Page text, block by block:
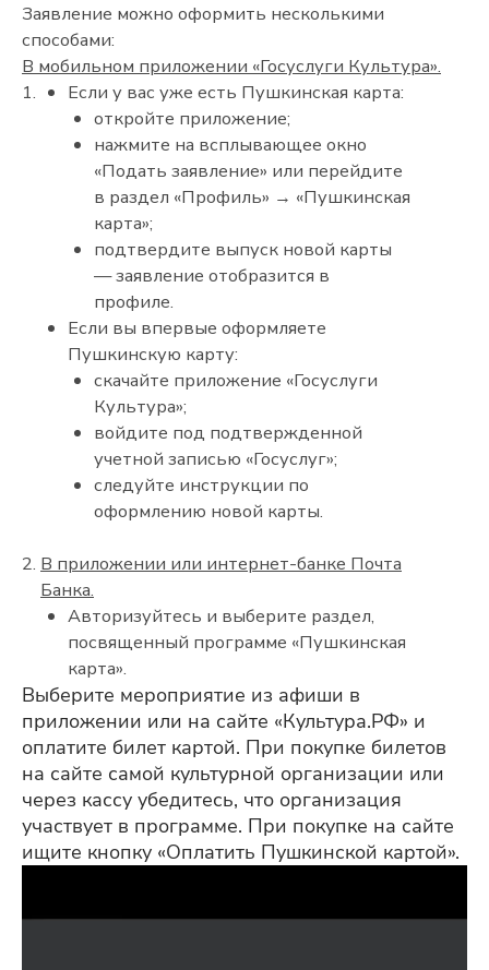
Заявление можно оформить несколькими
способами:
В мобильном приложении «Госуслуги Культура».
Если у вас уже есть Пушкинская карта:
откройте приложение;
нажмите на всплывающее окно
«Подать заявление» или перейдите
в раздел «Профиль» → «Пушкинская
карта»;
подтвердите выпуск новой карты
— заявление отобразится в
профиле.
Если вы впервые оформляете
Пушкинскую карту:
скачайте приложение «Госуслуги
Культура»;
войдите под подтвержденной
учетной записью «Госуслуг»;
следуйте инструкции по
оформлению новой карты.
В приложении или интернет-банке Почта
Банка.
Авторизуйтесь и выберите раздел,
посвященный программе «Пушкинская
карта».
Выберите мероприятие из афиши в
приложении или на сайте «Культура.РФ» и
оплатите билет картой. При покупке билетов
на сайте самой культурной организации или
через кассу убедитесь, что организация
участвует в программе. При покупке на сайте
ищите кнопку «Оплатить Пушкинской картой».